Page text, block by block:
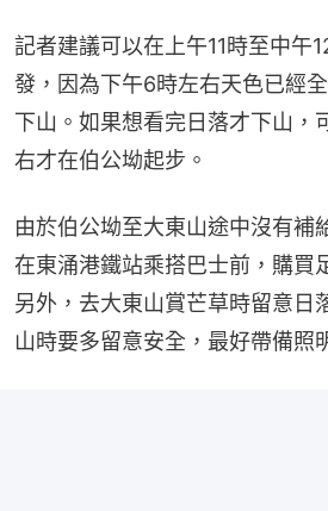
記者建議可以在上午11時至中午
發，因為下午6時左右天色已經
下山。如果想看完日落才下山，
右才在伯公坳起步。
由於伯公坳至大東山途中沒有補
在東涌港鐵站乘搭巴士前，購買
另外，去大東山賞芒草時留意日
山時要多留意安全，最好帶備照